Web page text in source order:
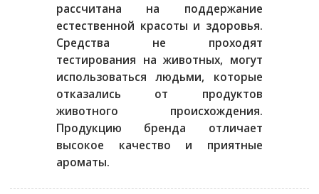
рассчитана на поддержание
естественной красоты и здоровья.
Средства не проходят
тестирования на животных, могут
использоваться людьми, которые
отказались от продуктов
животного происхождения.
Продукцию бренда отличает
высокое качество и приятные
ароматы.